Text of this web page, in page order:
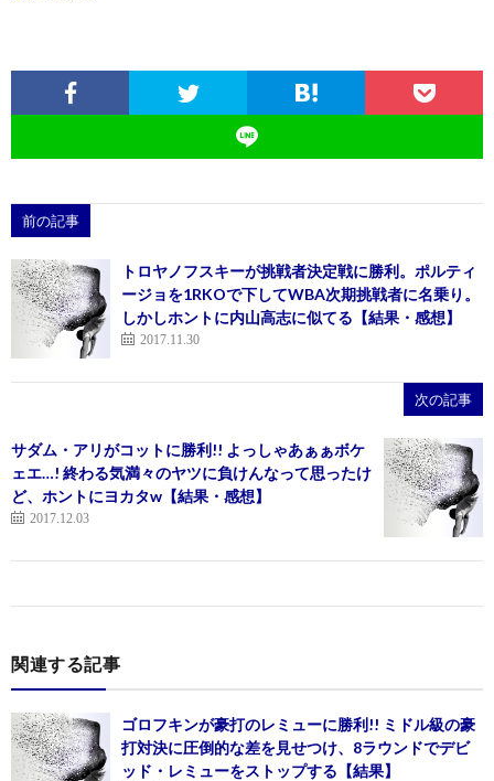
前の記事
トロヤノフスキーが挑戦者決定戦に勝利。ポルティ
ージョを1RKOで下してWBA次期挑戦者に名乗り。
しかしホントに内山高志に似てる【結果・感想】
2017.11.30
次の記事
サダム・アリがコットに勝利!! よっしゃあぁぁボケ
ェエ…! 終わる気満々のヤツに負けんなって思ったけ
ど、ホントにヨカタw【結果・感想】
2017.12.03
関連する記事
ゴロフキンが豪打のレミューに勝利!! ミドル級の豪
打対決に圧倒的な差を見せつけ、8ラウンドでデビ
ッド・レミューをストップする【結果】